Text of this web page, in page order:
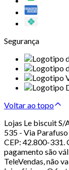
Segurança
Voltar ao topo
Lojas Le biscuit
535 - Via
CEP: 42.800-331.
pagamento são
TeleVendas, não